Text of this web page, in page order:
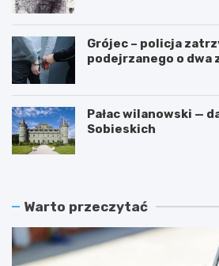
Grójec – policja
podejrzanego o dwa
Pałac wilanowski —
Sobieskich
Warto przeczytać